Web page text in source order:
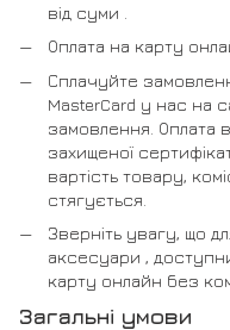
від суми .
Оплата на карту
Сплачуйте
MasterCard у нас на
замовлення. Оплата
захищеної
вартість товару,
стягується.
Зверніть увагу, що
аксесуари ,
карту онлайн без
Загальні умови